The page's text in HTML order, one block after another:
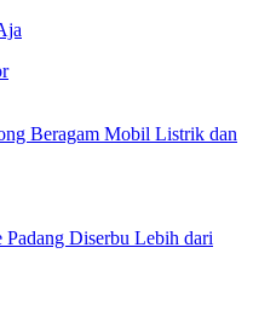
Beragam Mobil Listrik dan
Padang Diserbu Lebih dari